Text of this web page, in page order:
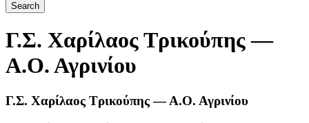
Γ.Σ. Χαρίλαος Τρικούπης —
Α.Ο. Αγρινίου
Γ.Σ. Χαρίλαος Τρικούπης — Α.Ο. Αγρινίου